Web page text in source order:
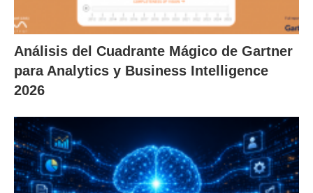
Análisis del Cuadrante Mágico de Gartner
para Analytics y Business Intelligence
2026